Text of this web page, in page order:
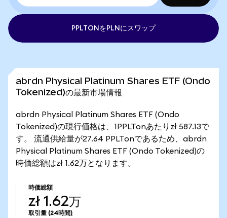
PPLTONをPLNにスワップ
abrdn Physical Platinum Shares ETF (Ondo
Tokenized)の最新市場情報
abrdn Physical Platinum Shares ETF (Ondo
Tokenized)の現行価格は、1PPLTonあたりzł 587.13で
す。 流通供給量が27.64 PPLTonであるため、abrdn
Physical Platinum Shares ETF (Ondo Tokenized)の
時価総額はzł 1.62万となります。
時価総額
zł 1.62万
取引量 (24時間)